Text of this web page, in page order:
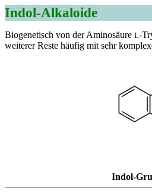
Indol-Alkaloide
Biogenetisch von der Aminosäure L-
weiterer Reste häufig mit sehr
Indol-